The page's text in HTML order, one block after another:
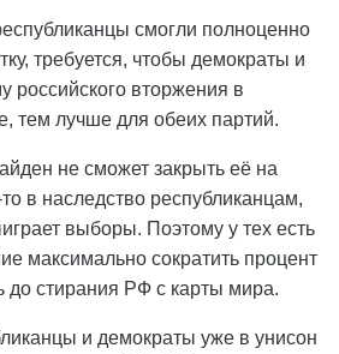
смогли полноценно
требуется, чтобы демократы и
российского вторжения в
тем лучше для обеих партий.
не сможет закрыть её на
в наследство республиканцам,
выборы. Поэтому у тех есть
максимально сократить процент
до стирания РФ с карты мира.
и демократы уже в унисон